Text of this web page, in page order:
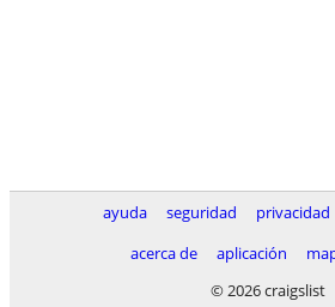
ayuda seguridad privacidad
acerca de
aplicación
© 2026 craigslist